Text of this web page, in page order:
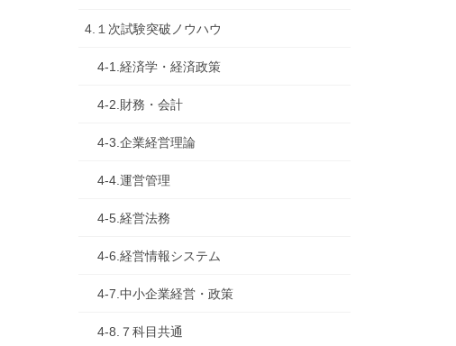
4.１次試験突破ノウハウ
4-1.経済学・経済政策
4-2.財務・会計
4-3.企業経営理論
4-4.運営管理
4-5.経営法務
4-6.経営情報システム
4-7.中小企業経営・政策
4-8.７科目共通